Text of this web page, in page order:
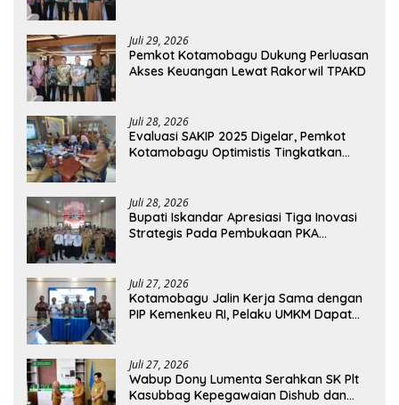
Juli 29, 2026
Pemkot Kotamobagu Dukung Perluasan
Akses Keuangan Lewat Rakorwil TPAKD
Juli 28, 2026
Evaluasi SAKIP 2025 Digelar, Pemkot
Kotamobagu Optimistis Tingkatkan
Juli 28, 2026
Bupati Iskandar Apresiasi Tiga Inovasi
Strategis Pada Pembukaan PKA
Juli 27, 2026
Kotamobagu Jalin Kerja Sama dengan
PIP Kemenkeu RI, Pelaku UMKM Dapat
Juli 27, 2026
Wabup Dony Lumenta Serahkan SK Plt
Kasubbag Kepegawaian Dishub dan